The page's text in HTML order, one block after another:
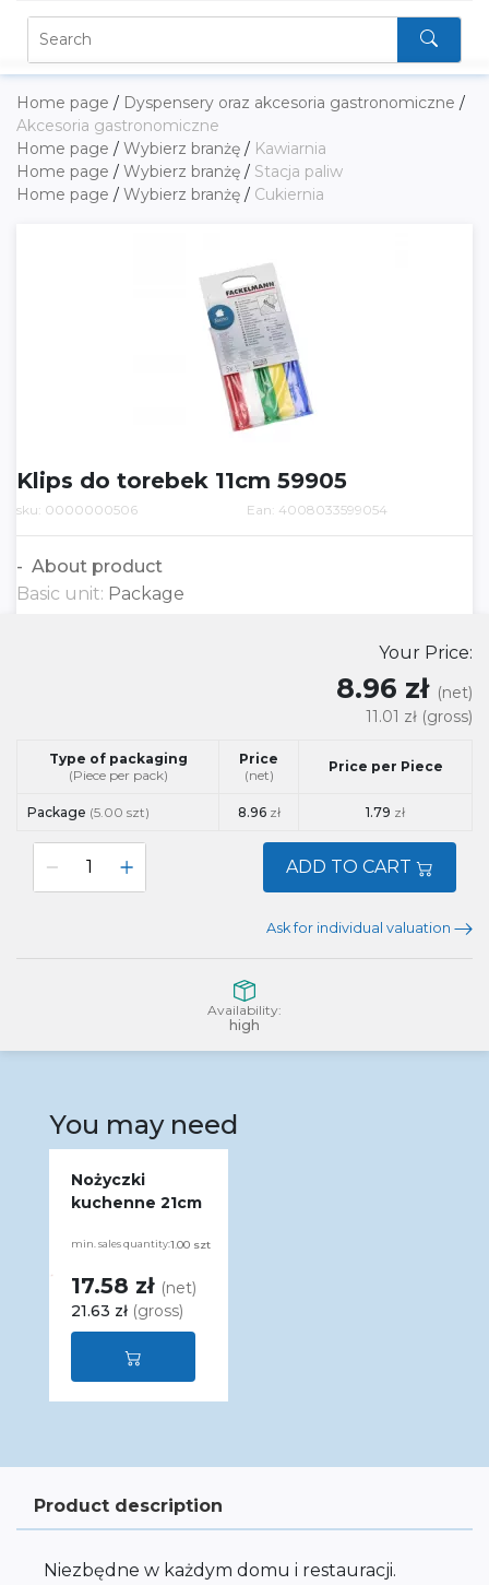
Home page / Dyspensery oraz akcesoria gastronomiczne /
Akcesoria gastronomiczne
Home page / Wybierz branżę / Kawiarnia
Home page / Wybierz branżę / Stacja paliw
Home page / Wybierz branżę / Cukiernia
Klips do torebek 11cm 59905
sku: 0000000506 Ean: 4008033599054
About product
Basic unit: Package
Your Price:
8.96 zł (net)
11.01 zł (gross)
Type of packaging
(Piece per pack)
Price
(net)
Price per Piece
Package (5.00 szt) 8.96 zł 1.79 zł
ADD TO CART
Ask for individual valuation
Availability:
high
You may need
Nożyczki
kuchenne 21cm
min. sales quantity:1.00 szt
17.58 zł (net)
21.63 zł (gross)
Product description
Niezbędne w każdym domu i restauracji.